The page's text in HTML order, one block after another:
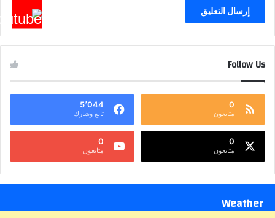
Follow Us
0
متابعون
5٬044
تابع وشارك
0
متابعون
0
متابعون
Weather